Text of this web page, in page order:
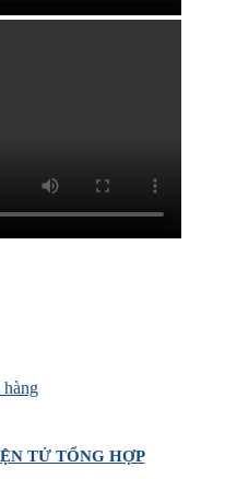
TỬ TỔNG HỢP